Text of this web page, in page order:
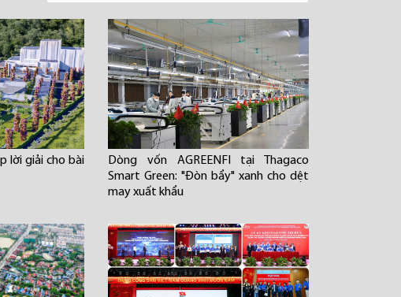
lời giải cho bài
Dòng vốn AGREENFI tại Thagaco
Smart Green: "Đòn bẩy" xanh cho dệt
may xuất khẩu